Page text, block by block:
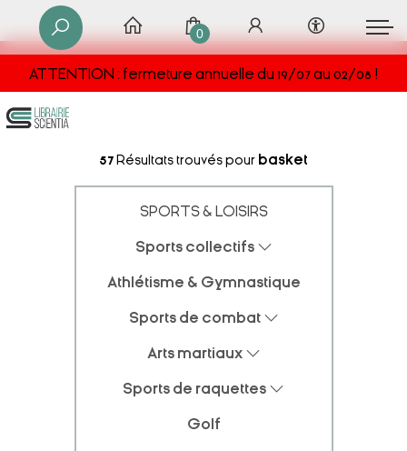
ATTENTION : fermeture annuelle du 19/07 au 02/08 !
0
57 Résultats trouvés pour basket
SPORTS & LOISIRS
Sports collectifs
Athlétisme & Gymnastique
Sports de combat
Arts martiaux
Sports de raquettes
Golf